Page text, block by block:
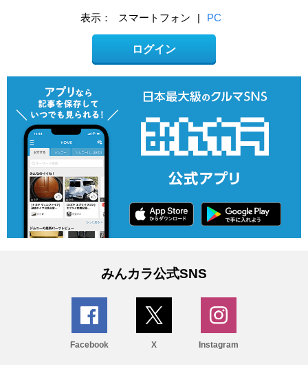
表示： スマートフォン | PC
ログイン
みんカラ公式SNS
Facebook X Instagram